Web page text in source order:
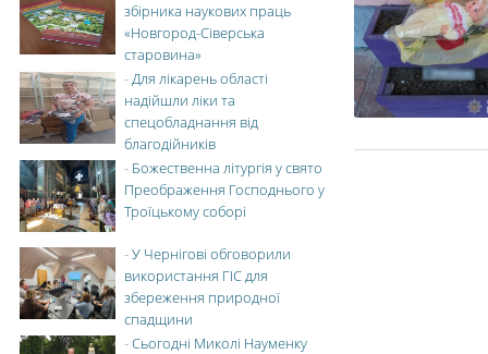
збірника наукових праць
«Новгород-Сіверська
старовина»
-Для лікарень області
надійшли ліки та
спецобладнання від
благодійників
- Божественна літургія у свято
Преображення Господнього у
Троїцькому соборі
-У Чернігові обговорили
використання ГІС для
збереження природної
спадщини
-Сьогодні Миколі Науменку